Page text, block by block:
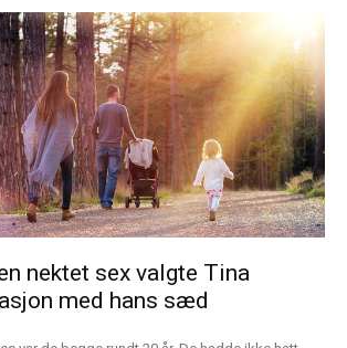
nektet sex valgte Tina
med hans sæd